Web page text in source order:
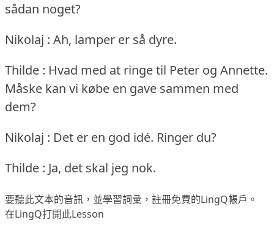
sådan noget?
Nikolaj : Ah, lamper er så dyre.
Thilde : Hvad med at ringe til Peter og Annette.
Måske kan vi købe en gave sammen med
dem?
Nikolaj : Det er en god idé. Ringer du?
Thilde : Ja, det skal jeg nok.
要聽此文本的音訊，並學習詞彙， 註冊免費的LingQ帳戶。
在LingQ打開此Lesson